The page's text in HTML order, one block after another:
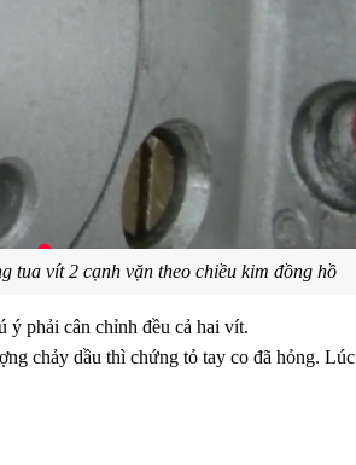
tua vít 2 cạnh vặn theo chiều kim đồng hồ
ý phải cân chỉnh đều cả hai vít.
chảy dầu thì chứng tỏ tay co đã hỏng.